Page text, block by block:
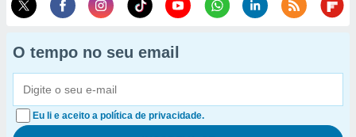
O tempo no seu email
Eu li e aceito a política de privacidade.